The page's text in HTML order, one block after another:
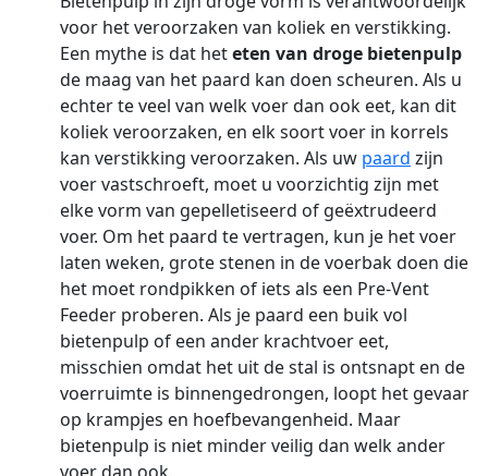
voor het veroorzaken van koliek en verstikking.
Een mythe is dat heteten van droge bietenpulp
de maag van het paard kan doen scheuren. Als u
echter te veel van welk voer dan ook eet, kan dit
koliek veroorzaken, en elk soort voer in korrels
kan verstikking veroorzaken. Als uw paard zijn
voer vastschroeft, moet u voorzichtig zijn met
elke vorm van gepelletiseerd of geëxtrudeerd
voer. Om het paard te vertragen, kun je het voer
laten weken, grote stenen in de voerbak doen die
het moet rondpikken of iets als een Pre-Vent
Feeder proberen. Als je paard een buik vol
bietenpulp of een ander krachtvoer eet,
misschien omdat het uit de stal is ontsnapt en de
voerruimte is binnengedrongen, loopt het gevaar
op krampjes en hoefbevangenheid. Maar
bietenpulp is niet minder veilig dan welk ander